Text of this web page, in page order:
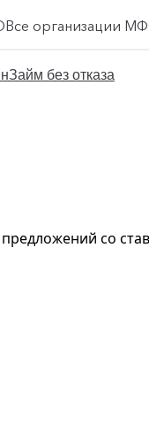
Все организации
Займ без отказа
со